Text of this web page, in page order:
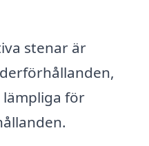
stenar är
för